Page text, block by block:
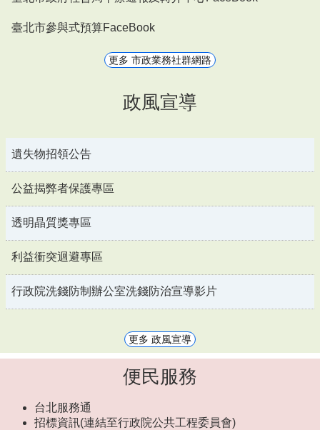
臺北市參與式預算FaceBook
更多 市政業務社群網路
政風宣導
遺失物招領公告
公益揭弊者保護專區
透明晶質獎專區
利益衝突迴避專區
行政院洗錢防制辦公室洗錢防治宣導影片
更多 政風宣導
便民服務
台北服務通
招標資訊(連結至行政院公共工程委員會)